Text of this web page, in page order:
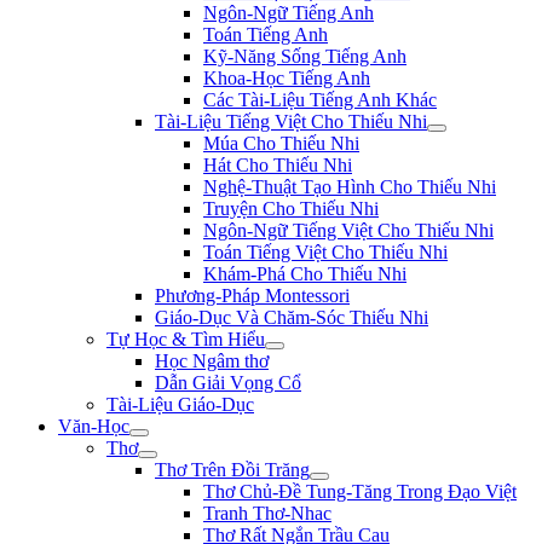
Ngôn-Ngữ Tiếng Anh
Toán Tiếng Anh
Kỹ-Năng Sống Tiếng Anh
Khoa-Học Tiếng Anh
Các Tài-Liệu Tiếng Anh Khác
Tài-Liệu Tiếng Việt Cho Thiếu Nhi
Múa Cho Thiếu Nhi
Hát Cho Thiếu Nhi
Nghệ-Thuật Tạo Hình Cho Thiếu Nhi
Truyện Cho Thiếu Nhi
Ngôn-Ngữ Tiếng Việt Cho Thiếu Nhi
Toán Tiếng Việt Cho Thiếu Nhi
Khám-Phá Cho Thiếu Nhi
Phương-Pháp Montessori
Giáo-Dục Và Chăm-Sóc Thiếu Nhi
Tự Học & Tìm Hiểu
Học Ngâm thơ
Dẫn Giải Vọng Cổ
Tài-Liệu Giáo-Dục
Văn-Học
Thơ
Thơ Trên Đồi Trăng
Thơ Chủ-Đề Tung-Tăng Trong Đạo Việt
Tranh Thơ-Nhac
Thơ Rất Ngắn Trầu Cau